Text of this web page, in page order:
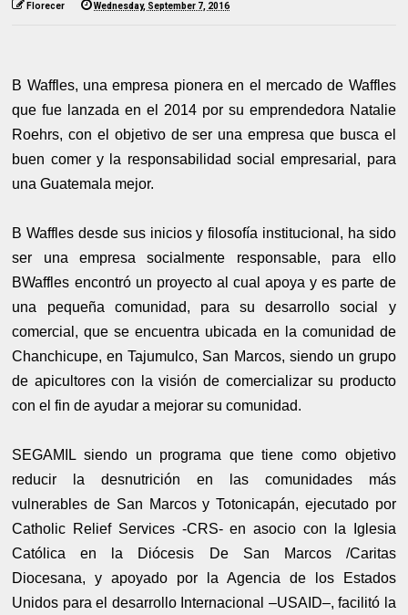
Florecer Wednesday, September 7, 2016
B Waffles, una empresa pionera en el mercado de Waffles
que fue lanzada en el 2014 por su emprendedora Natalie
Roehrs, con el objetivo de ser una empresa que busca el
buen comer y la responsabilidad social empresarial, para
una Guatemala mejor.
B Waffles desde sus inicios y filosofía institucional, ha sido
ser una empresa socialmente responsable, para ello
BWaffles encontró un proyecto al cual apoya y es parte de
una pequeña comunidad, para su desarrollo social y
comercial, que se encuentra ubicada en la comunidad de
Chanchicupe, en Tajumulco, San Marcos, siendo un grupo
de apicultores con la visión de comercializar su producto
con el fin de ayudar a mejorar su comunidad.
SEGAMIL siendo un programa que tiene como objetivo
reducir la desnutrición en las comunidades más
vulnerables de San Marcos y Totonicapán, ejecutado por
Catholic Relief Services -CRS- en asocio con la Iglesia
Católica en la Diócesis De San Marcos /Caritas
Diocesana, y apoyado por la Agencia de los Estados
Unidos para el desarrollo Internacional –USAID–, facilitó la